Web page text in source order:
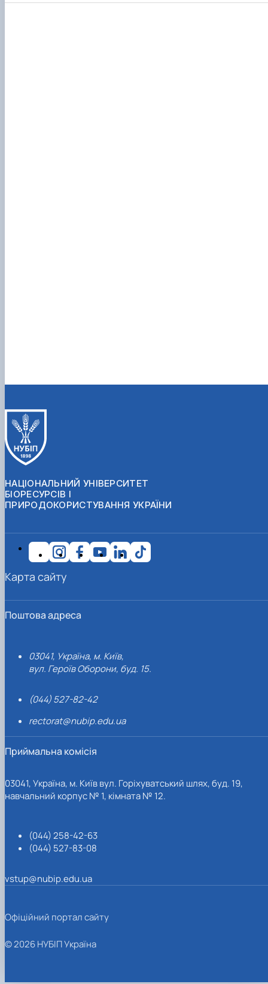
НАЦІОНАЛЬНИЙ УНІВЕРСИТЕТ
БІОРЕСУРСІВ І
ПРИРОДОКОРИСТУВАННЯ УКРАЇНИ
Поштова адреса
03041, Україна, м. Київ,
вул. Героїв Оборони, буд. 15.
(044) 527-82-42
rectorat@nubip.edu.ua
Приймальна комісія
03041, Україна, м. Київ вул. Горіхуватський шлях, буд. 19,
навчальний корпус № 1, кімната № 12.
(044) 258-42-63
(044) 527-83-08
vstup@nubip.edu.ua
Карта сайту
Офіційний портал сайту
© 2026 НУБІП Україна